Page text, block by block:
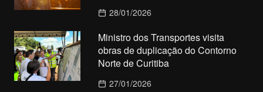
28/01/2026
Ministro dos Transportes visita
obras de duplicação do Contorno
Norte de Curitiba
27/01/2026